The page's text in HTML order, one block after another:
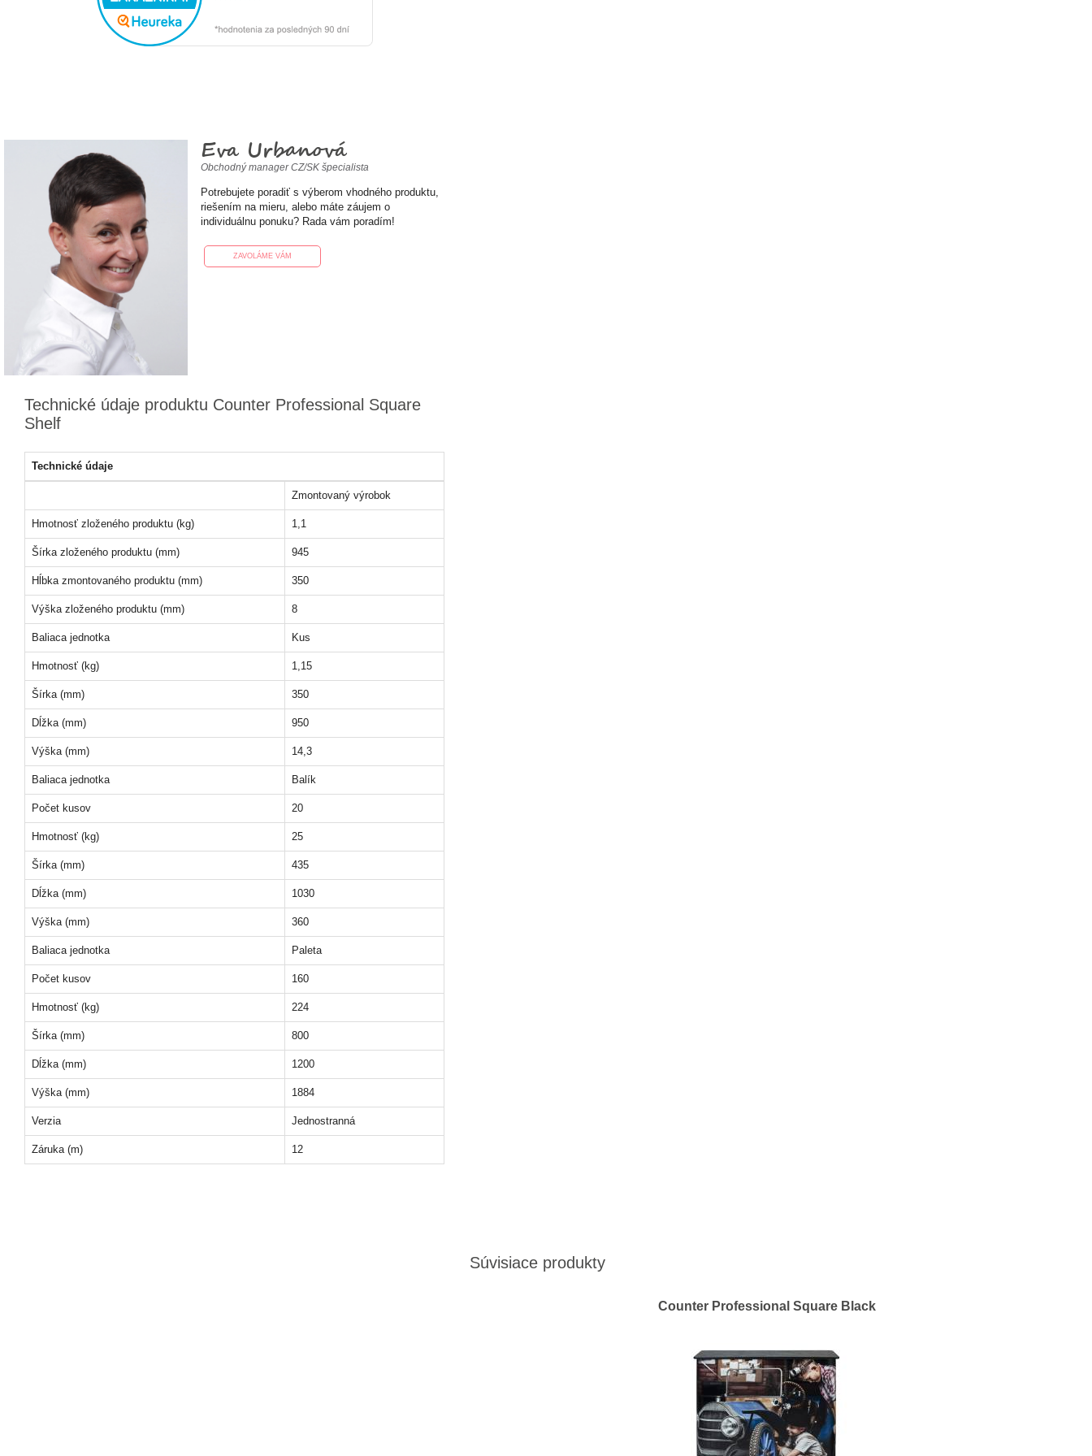
Eva Urbanová
Obchodný manager CZ/SK špecialista
Potrebujete poradiť s výberom vhodného produktu,
riešením na mieru, alebo máte záujem o
individuálnu ponuku? Rada vám poradím!
ZAVOLÁME VÁM
Technické údaje produktu Counter Professional Square
Shelf
Technické údaje
Zmontovaný výrobok
Hmotnosť zloženého produktu (kg) 1,1
Šírka zloženého produktu (mm) 945
Hĺbka zmontovaného produktu (mm) 350
Výška zloženého produktu (mm) 8
Baliaca jednotka Kus
Hmotnosť (kg) 1,15
Šírka (mm) 350
Dĺžka (mm) 950
Výška (mm) 14,3
Baliaca jednotka Balík
Počet kusov 20
Hmotnosť (kg) 25
Šírka (mm) 435
Dĺžka (mm) 1030
Výška (mm) 360
Baliaca jednotka Paleta
Počet kusov 160
Hmotnosť (kg) 224
Šírka (mm) 800
Dĺžka (mm) 1200
Výška (mm) 1884
Verzia Jednostranná
Záruka (m) 12
Súvisiace produkty
Counter Professional Square Black